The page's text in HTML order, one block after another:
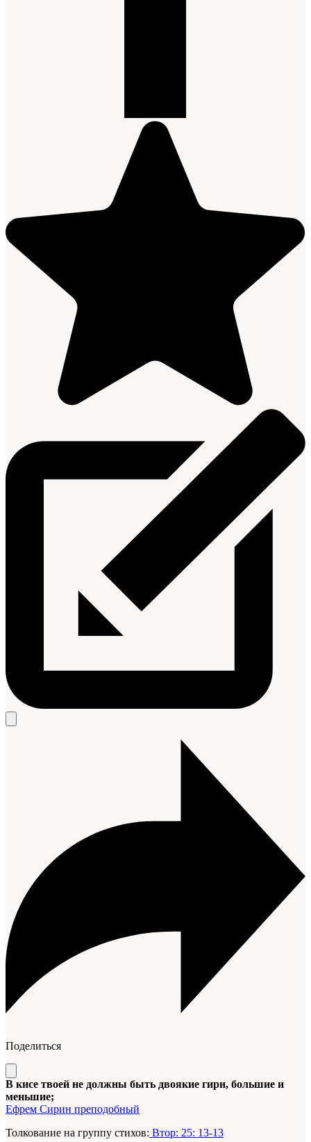
Поделиться
В кисе твоей не должны быть двоякие гири, большие и
меньшие;
Ефрем Сирин преподобный
Толкование на группу стихов: Втор: 25: 13-13